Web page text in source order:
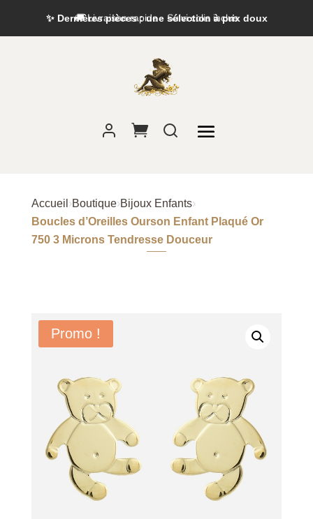
✨ Dernières pièces : une sélection à prix doux
Accueil ›Boutique›Bijoux Enfants›
Boucles d’Oreilles Ourson Enfant Plaqué Or
750 3 Microns Tendresse Douceur
Promo !